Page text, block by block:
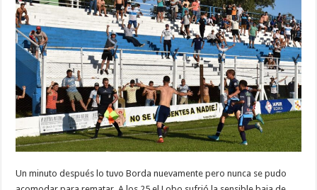
Un minuto después lo tuvo Borda nuevamente pero nunca se pudo